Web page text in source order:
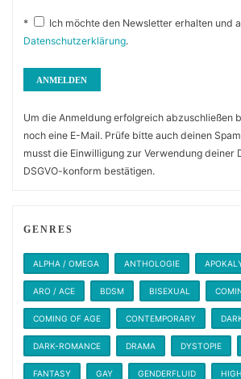
*
Ich möchte den Newsletter erhalten und
Datenschutzerklärung.
Um die Anmeldung erfolgreich abzuschließen
noch eine E-Mail. Prüfe bitte auch deinen
musst die Einwilligung zur Verwendung deiner
DSGVO-konform bestätigen.
GENRES
ALPHA / OMEGA ANTHOLOGIE
ARO / ACE BDSM BISEXUAL
COMING OF AGE CONTEMPORARY
DARK-ROMANCE DRAMA DYSTOPIE
FANTASY GAY GENDERFLUID